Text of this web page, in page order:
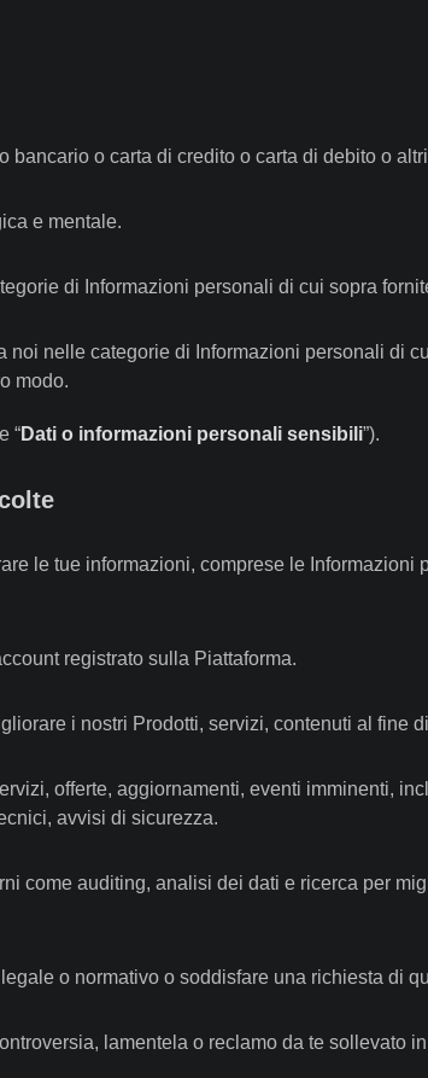
bancario o carta di credito o carta di debito o
e mentale.
di Informazioni personali di cui sopra
noi nelle categorie di Informazioni personali di
modo.
“Dati o informazioni personali sensibili”).
le tue informazioni, comprese le
registrato sulla Piattaforma.
i nostri Prodotti, servizi, contenuti al fine
offerte, aggiornamenti, eventi imminenti,
avvisi di sicurezza.
come auditing, analisi dei dati e ricerca per
o normativo o soddisfare una richiesta di
lamentela o reclamo da te sollevato